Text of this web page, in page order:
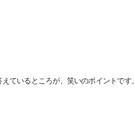
ているところが、笑いのポイントです。